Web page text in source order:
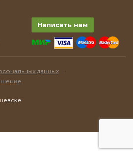
Написать нам
данных ·